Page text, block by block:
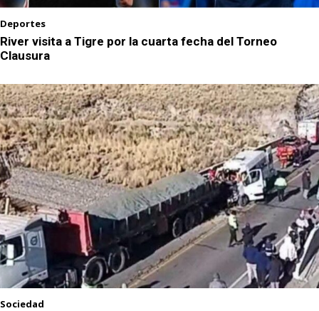
Deportes
River visita a Tigre por la cuarta fecha del Torneo
Clausura
Sociedad